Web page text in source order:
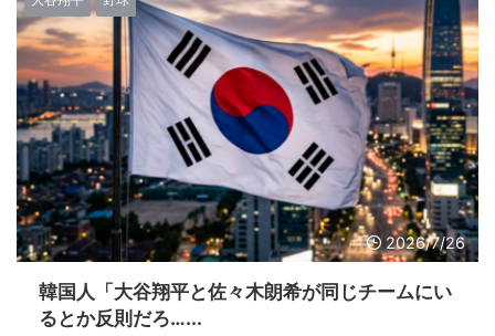
2026/7/26
韓国人「大谷翔平と佐々木朗希が同じチームにい
るとか反則だろ…...